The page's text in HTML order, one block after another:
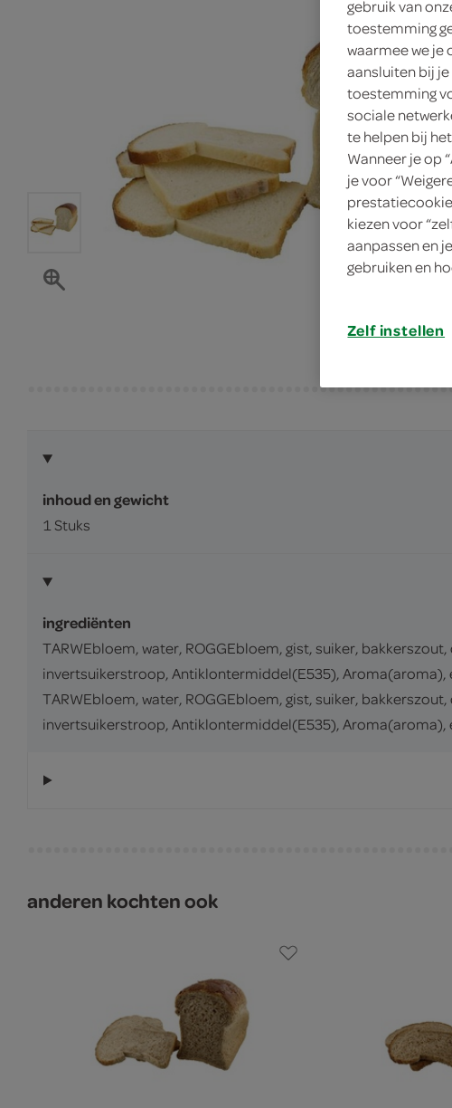
inhoud en gewicht
1 Stuks
ingrediënten
TARWEbloem, water, ROGGEbloem, gist, suiker,
invertsuikerstroop, Antiklontermiddel(E535),
TARWEbloem, water, ROGGEbloem, gist, suiker,
invertsuikerstroop, Antiklontermiddel(E535),
anderen kochten ook
gebruik van
toestemming
waarmee we je
aansluiten bij
toestemming
sociale
te helpen bij
Wanneer je op
je voor
kiezen voor
aanpassen en
gebruiken en
Zelf instellen